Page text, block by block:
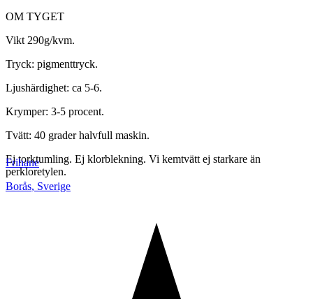
OM TYGET
Vikt 290g/kvm.
Tryck: pigmenttryck.
Ljushärdighet: ca 5-6.
Krymper: 3-5 procent.
Tvätt: 40 grader halvfull maskin.
Ej torktumling. Ej klorblekning. Vi kemtvätt ej starkare än
perkloretylen.
Frihane
Borås, Sverige